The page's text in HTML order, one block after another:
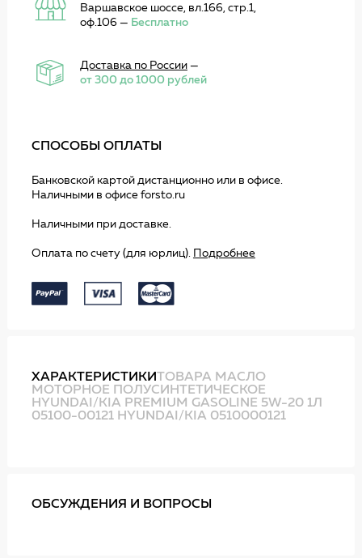
Варшавское шоссе, вл.166, стр.1,
оф.106 — Бесплатно
Доставка по России—
от 300 до 1000 рублей
СПОСОБЫ ОПЛАТЫ
Банковской картой дистанционно или в офисе.
Наличными в офисе forsto.ru
Наличными при доставке.
Оплата по счету (для юрлиц). Подробнее
ХАРАКТЕРИСТИКИТОВАРА МАСЛО
МОТОРНОЕ ПОЛУСИНТЕТИЧЕСКОЕ
HYUNDAI/KIA PREMIUM GASOLINE 5W-20 1Л
05100-00121 HYUNDAI/KIA 0510000121
ОБСУЖДЕНИЯ И ВОПРОСЫ